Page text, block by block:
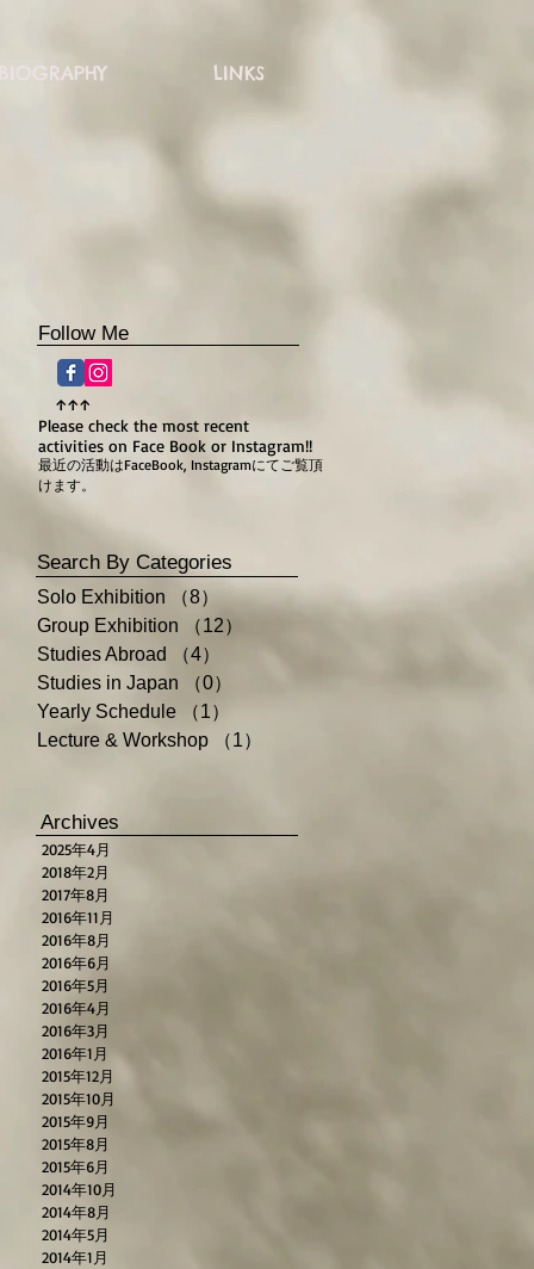
LINKS
Follow Me
↑↑↑
Please check the most recent
activities on Face Book or Instagram!!
最近の活動はFaceBook, Instagramにてご覧頂
けます。
Search By Categories
Solo Exhibition （8）
Group Exhibition
（12）
Studies Abroad
（4）
Studies in Japan
（0）
Yearly Schedule
（1）
Lecture & Workshop
（1）
2025年4月
2018年2月
2017年8月
2016年11月
2016年8月
2016年6月
2016年5月
2016年4月
2016年3月
2016年1月
2015年12月
2015年10月
2015年9月
2015年8月
2015年6月
2014年10月
2014年8月
2014年5月
2014年1月
Archives